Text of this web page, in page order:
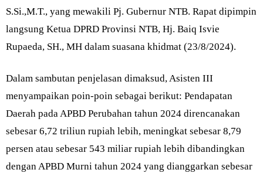
S.Si.,M.T., yang mewakili Pj. Gubernur NTB. Rapat dipimpin
langsung Ketua DPRD Provinsi NTB, Hj. Baiq Isvie
Rupaeda, SH., MH dalam suasana khidmat (23/8/2024).
Dalam sambutan penjelasan dimaksud, Asisten III
menyampaikan poin-poin sebagai berikut: Pendapatan
Daerah pada APBD Perubahan tahun 2024 direncanakan
sebesar 6,72 triliun rupiah lebih, meningkat sebesar 8,79
persen atau sebesar 543 miliar rupiah lebih dibandingkan
dengan APBD Murni tahun 2024 yang dianggarkan sebesar